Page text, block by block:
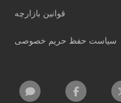
قوانین بازارچه
سیاست حفظ حریم خصوصی